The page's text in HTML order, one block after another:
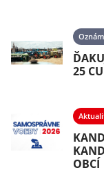
25
OBCÍ